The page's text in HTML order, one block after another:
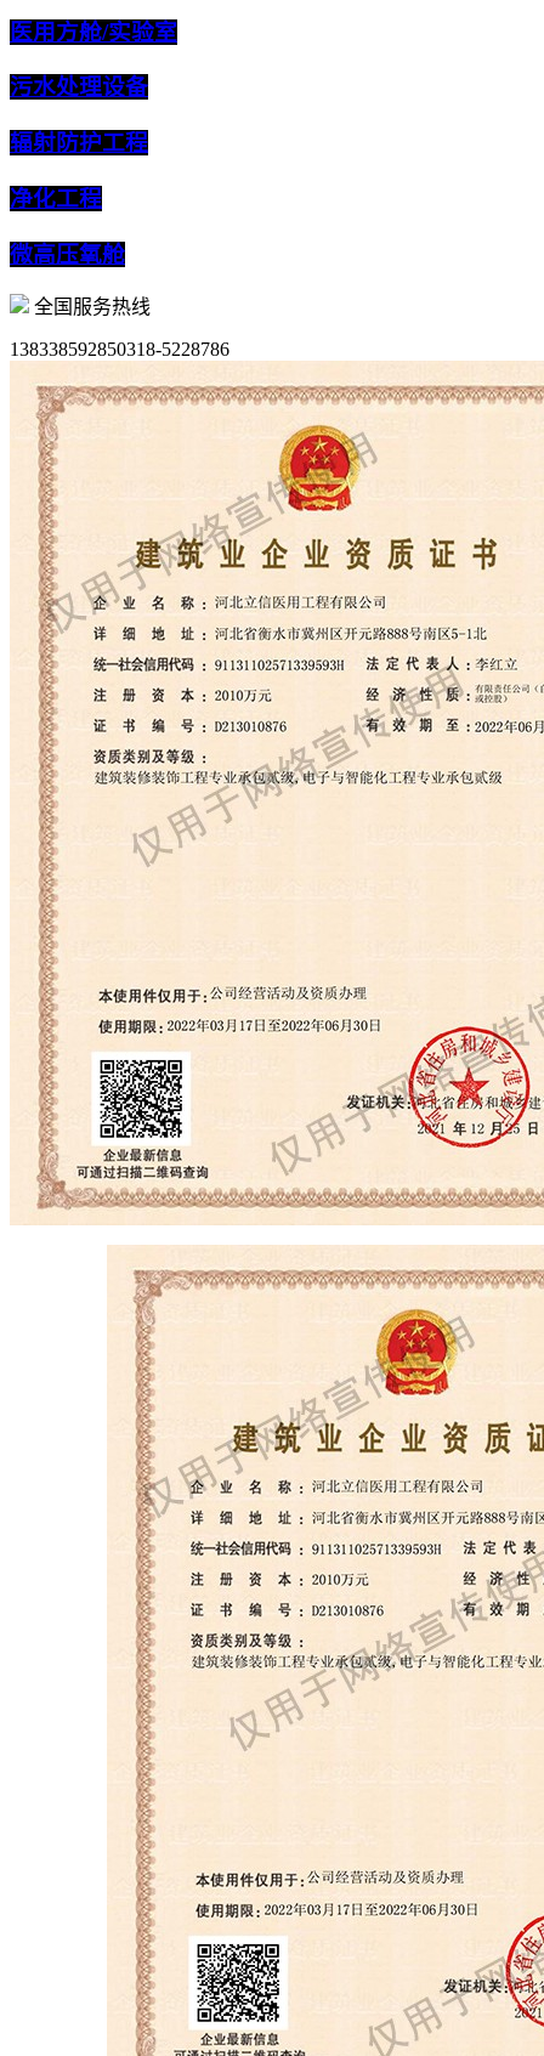
医用方舱/实验室
污水处理设备
辐射防护工程
净化工程
微高压氧舱
全国服务热线
138338592850318-5228786